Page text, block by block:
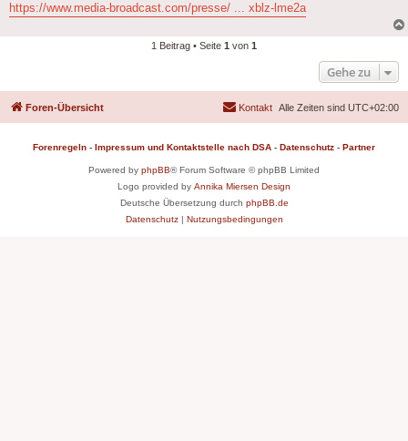
https://www.media-broadcast.com/presse/ ... xblz-lme2a
1 Beitrag • Seite 1 von 1
Gehe zu
Foren-Übersicht Alle Zeiten sind UTC+02:00
Kontakt
Forenregeln - Impressum und Kontaktstelle nach DSA - Datenschutz - Partner
Powered by phpBB® Forum Software © phpBB Limited
Logo provided by Annika Miersen Design
Deutsche Übersetzung durch phpBB.de
Datenschutz| Nutzungsbedingungen